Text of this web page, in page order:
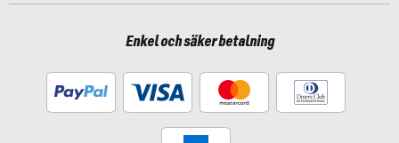
Enkel och säker betalning